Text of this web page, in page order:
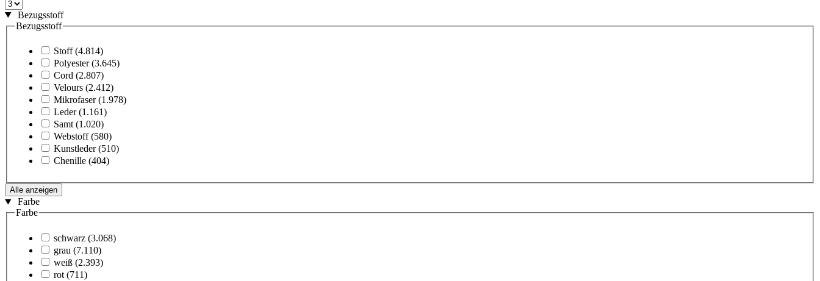
Bezugsstoff
Bezugsstoff
Stoff (4.814)
Polyester (3.645)
Cord (2.807)
Velours (2.412)
Mikrofaser (1.978)
Leder (1.161)
Samt (1.020)
Webstoff (580)
Kunstleder (510)
Chenille (404)
Alle anzeigen
Farbe
Farbe
schwarz (3.068)
grau (7.110)
weiß (2.393)
rot (711)